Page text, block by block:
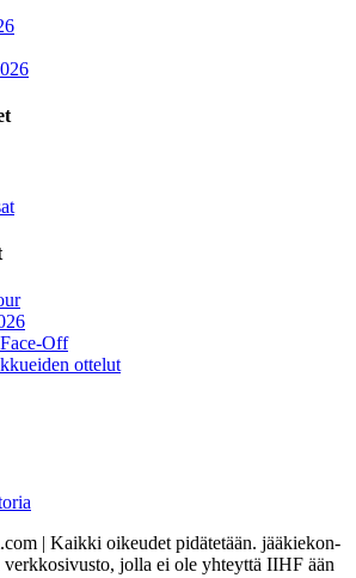
Off
ottelut
| Kaikki oikeudet pidätetään. jääkiekon-
verkkosivusto, jolla ei ole yhteyttä IIHF ään